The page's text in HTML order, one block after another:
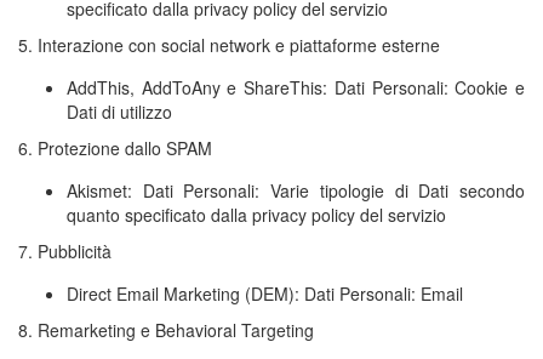
specificato dalla privacy policy del servizio
5. Interazione con social network e piattaforme esterne
AddThis, AddToAny e ShareThis: Dati Personali: Cookie e
Dati di utilizzo
6. Protezione dallo SPAM
Akismet: Dati Personali: Varie tipologie di Dati secondo
quanto specificato dalla privacy policy del servizio
7. Pubblicità
Direct Email Marketing (DEM): Dati Personali: Email
8. Remarketing e Behavioral Targeting